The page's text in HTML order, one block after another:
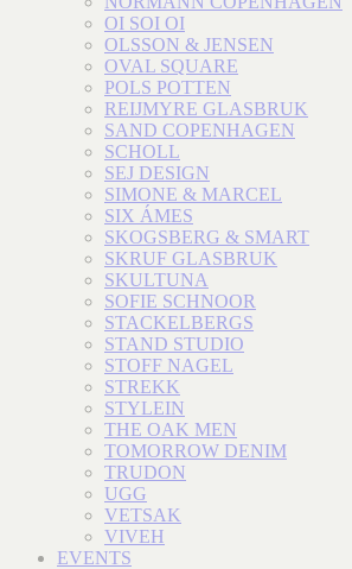
OI SOI OI
OLSSON & JENSEN
OVAL SQUARE
POLS POTTEN
REIJMYRE GLASBRUK
SAND COPENHAGEN
SCHOLL
SEJ DESIGN
SIMONE & MARCEL
SIX ÁMES
SKOGSBERG & SMART
SKRUF GLASBRUK
SKULTUNA
SOFIE SCHNOOR
STACKELBERGS
STAND STUDIO
STOFF NAGEL
STREKK
STYLEIN
THE OAK MEN
TOMORROW DENIM
TRUDON
UGG
VETSAK
VIVEH
EVENTS